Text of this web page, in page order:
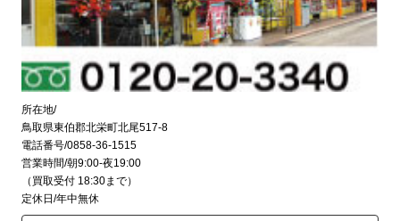
所在地/
鳥取県東伯郡北栄町北尾517-8
電話番号/0858-36-1515
営業時間/朝9:00-夜19:00
（買取受付 18:30まで）
定休日/年中無休